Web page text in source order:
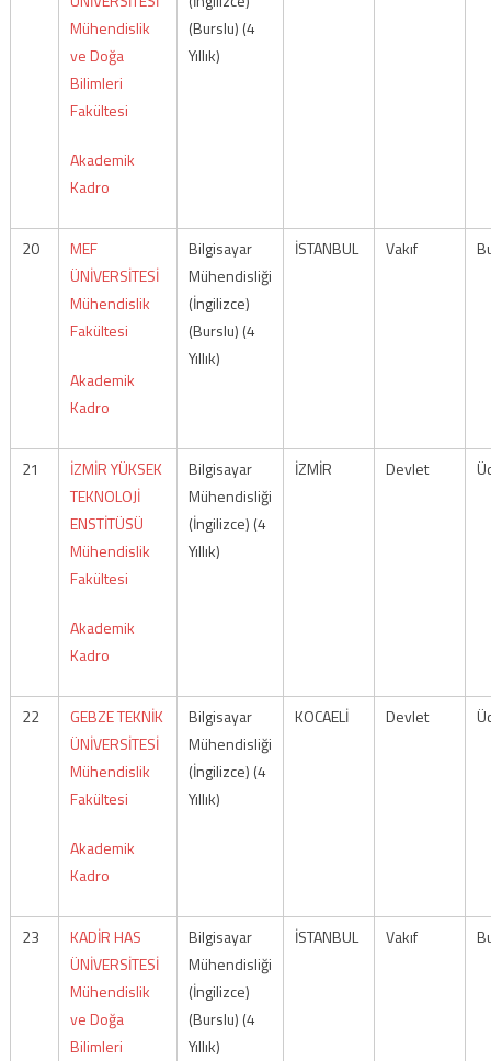
Mühendislik
ve Doğa
Bilimleri
Fakültesi
Akademik
Kadro
(Burslu) (4
Yıllık)
20
MEF
ÜNİVERSİTESİ
Mühendislik
Fakültesi
Akademik
Kadro
Bilgisayar
Mühendisliği
(İngilizce)
(Burslu) (4
Yıllık)
İSTANBUL Vakıf
21
İZMİR YÜKSEK
TEKNOLOJİ
ENSTİTÜSÜ
Mühendislik
Fakültesi
Akademik
Kadro
Bilgisayar
Mühendisliği
(İngilizce) (4
Yıllık)
İZMİR Devlet
22
GEBZE TEKNİK
ÜNİVERSİTESİ
Mühendislik
Fakültesi
Akademik
Kadro
Bilgisayar
Mühendisliği
(İngilizce) (4
Yıllık)
KOCAELİ Devlet
23
KADİR HAS
ÜNİVERSİTESİ
Mühendislik
ve Doğa
Bilimleri
Bilgisayar
Mühendisliği
(İngilizce)
(Burslu) (4
Yıllık)
İSTANBUL Vakıf